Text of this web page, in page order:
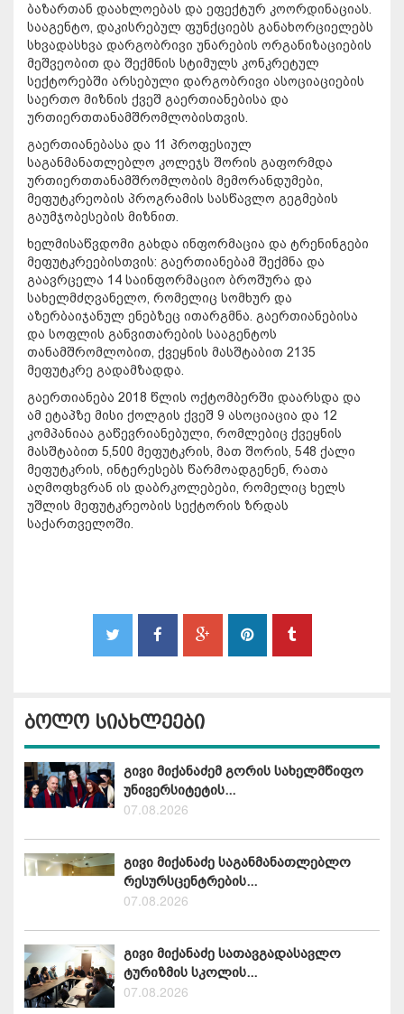
ბაზართან დაახლოებას და ეფექტურ კოორდინაციას.
სააგენტო, დაკისრებულ ფუნქციებს განახორციელებს
სხვადასხვა დარგობრივი უნარების ორგანიზაციების
მეშვეობით და შექმნის სტიმულს კონკრეტულ
სექტორებში არსებული დარგობრივი ასოციაციების
საერთო მიზნის ქვეშ გაერთიანებისა და
ურთიერთთანამშრომლობისთვის.
გაერთიანებასა და 11 პროფესიულ
საგანმანათლებლო კოლეჯს შორის გაფორმდა
ურთიერთთანამშრომლობის მემორანდუმები,
მეფუტკრეობის პროგრამის სასწავლო გეგმების
გაუმჯობესების მიზნით.
ხელმისაწვდომი გახდა ინფორმაცია და ტრენინგები
მეფუტკრეებისთვის: გაერთიანებამ შექმნა და
გაავრცელა 14 საინფორმაციო ბროშურა და
სახელმძღვანელო, რომელიც სომხურ და
აზერბაიჯანულ ენებზეც ითარგმნა. გაერთიანებისა
და სოფლის განვითარების სააგენტოს
თანამშრომლობით, ქვეყნის მასშტაბით 2135
მეფუტკრე გადამზადდა.
გაერთიანება 2018 წლის ოქტომბერში დაარსდა და
ამ ეტაპზე მისი ქოლგის ქვეშ 9 ასოციაცია და 12
კომპანიაა გაწევრიანებული, რომლებიც ქვეყნის
მასშტაბით 5,500 მეფუტკრის, მათ შორის, 548 ქალი
მეფუტკრის, ინტერესებს წარმოადგენენ, რათა
აღმოფხვრან ის დაბრკოლებები, რომელიც ხელს
უშლის მეფუტკრეობის სექტორის ზრდას
საქართველოში.
ბოლო სიახლეები
გივი მიქანაძემ გორის სახელმწიფო
უნივერსიტეტის...
07.08.2026
გივი მიქანაძე საგანმანათლებლო
რესურსცენტრების...
07.08.2026
გივი მიქანაძე სათავგადასავლო
ტურიზმის სკოლის...
07.08.2026